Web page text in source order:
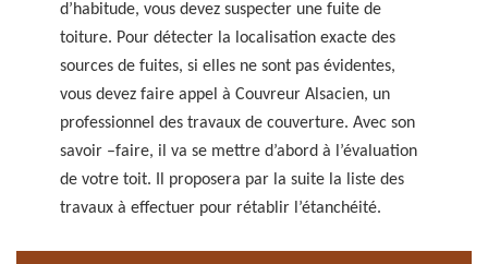
d’habitude, vous devez suspecter une fuite de
toiture. Pour détecter la localisation exacte des
sources de fuites, si elles ne sont pas évidentes,
vous devez faire appel à Couvreur Alsacien, un
professionnel des travaux de couverture. Avec son
savoir –faire, il va se mettre d’abord à l’évaluation
de votre toit. Il proposera par la suite la liste des
travaux à effectuer pour rétablir l’étanchéité.